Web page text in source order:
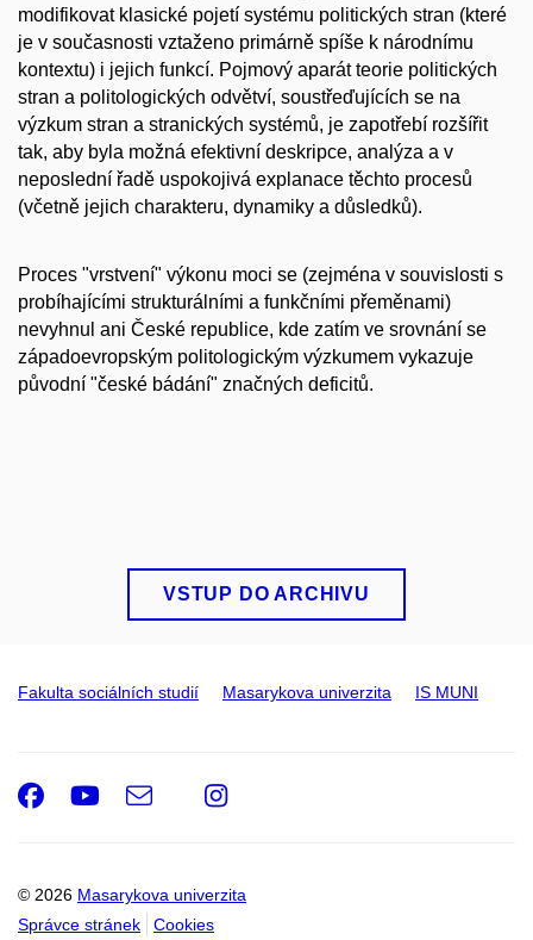
modifikovat klasické pojetí systému politických stran (které
je v současnosti vztaženo primárně spíše k národnímu
kontextu) i jejich funkcí. Pojmový aparát teorie politických
stran a politologických odvětví, soustřeďujících se na
výzkum stran a stranických systémů, je zapotřebí rozšířit
tak, aby byla možná efektivní deskripce, analýza a v
neposlední řadě uspokojivá explanace těchto procesů
(včetně jejich charakteru, dynamiky a důsledků).
Proces "vrstvení" výkonu moci se (zejména v souvislosti s
probíhajícími strukturálními a funkčními přeměnami)
nevyhnul ani České republice, kde zatím ve srovnání se
západoevropským politologickým výzkumem vykazuje
původní "české bádání" značných deficitů.
VSTUP DO ARCHIVU
Fakulta sociálních studií Masarykova univerzita IS MUNI
© 2026 Masarykova univerzita
Správce stránek
Cookies
Facebook
Youtube
e-
Email
Instagram